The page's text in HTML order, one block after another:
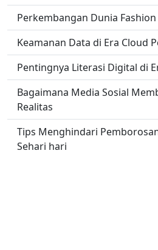
Perkembangan Dunia
Keamanan Data di Era Cloud
Pentingnya Literasi Digital di
Bagaimana Media Sosial
Realitas
Tips Menghindari
Sehari hari